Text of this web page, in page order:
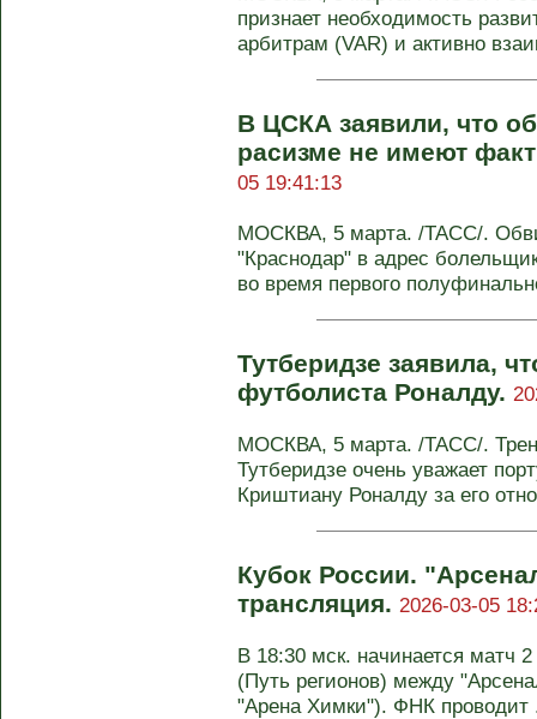
признает необходимость
арбитрам (VAR) и активно
В ЦСКА заявили, что
расизме не имеют
05 19:41:13
МОСКВА, 5 марта. /ТАСС/.
"Краснодар" в адрес
во время первого
Тутберидзе заявила,
футболиста Роналду.
МОСКВА, 5 марта. /ТАСС/.
Тутберидзе очень уважает
Криштиану Роналду за его
Кубок России.
трансляция. 2026-03-05
В 18:30 мск. начинается матч
(Путь регионов) между
"Арена Химки"). ФНК проводит